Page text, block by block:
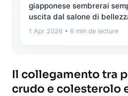
giapponese sembrerai
uscita dal salone di
1 Apr 2026 • 6 min de lecture
Il collegamento tra
crudo e colesterolo